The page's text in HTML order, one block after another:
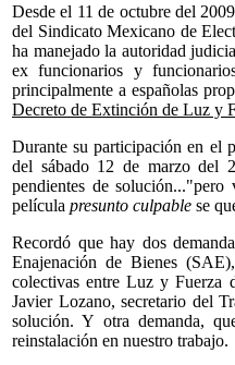
Desde el 11 de octubre del
del Sindicato Mexicano de
ha manejado la autoridad
ex funcionarios y
principalmente a españolas
Decreto de Extinción de Luz y
Durante su participación en el
del sábado 12 de marzo del
pendientes de
película presunto culpable se
Recordó que hay dos
Enajenación de Bienes
colectivas entre Luz y
Javier Lozano, secretario del
solución. Y otra demanda,
reinstalación en nuestro trabajo.